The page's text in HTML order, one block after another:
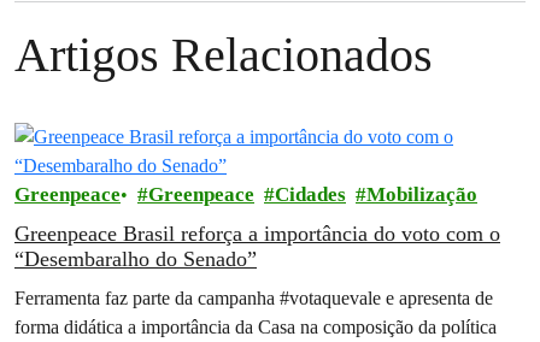
Artigos Relacionados
Greenpeace Greenpeace Cidades Mobilização
Greenpeace Brasil reforça a importância do voto com o
“Desembaralho do Senado”
Ferramenta faz parte da campanha #votaquevale e apresenta de
forma didática a importância da Casa na composição da política